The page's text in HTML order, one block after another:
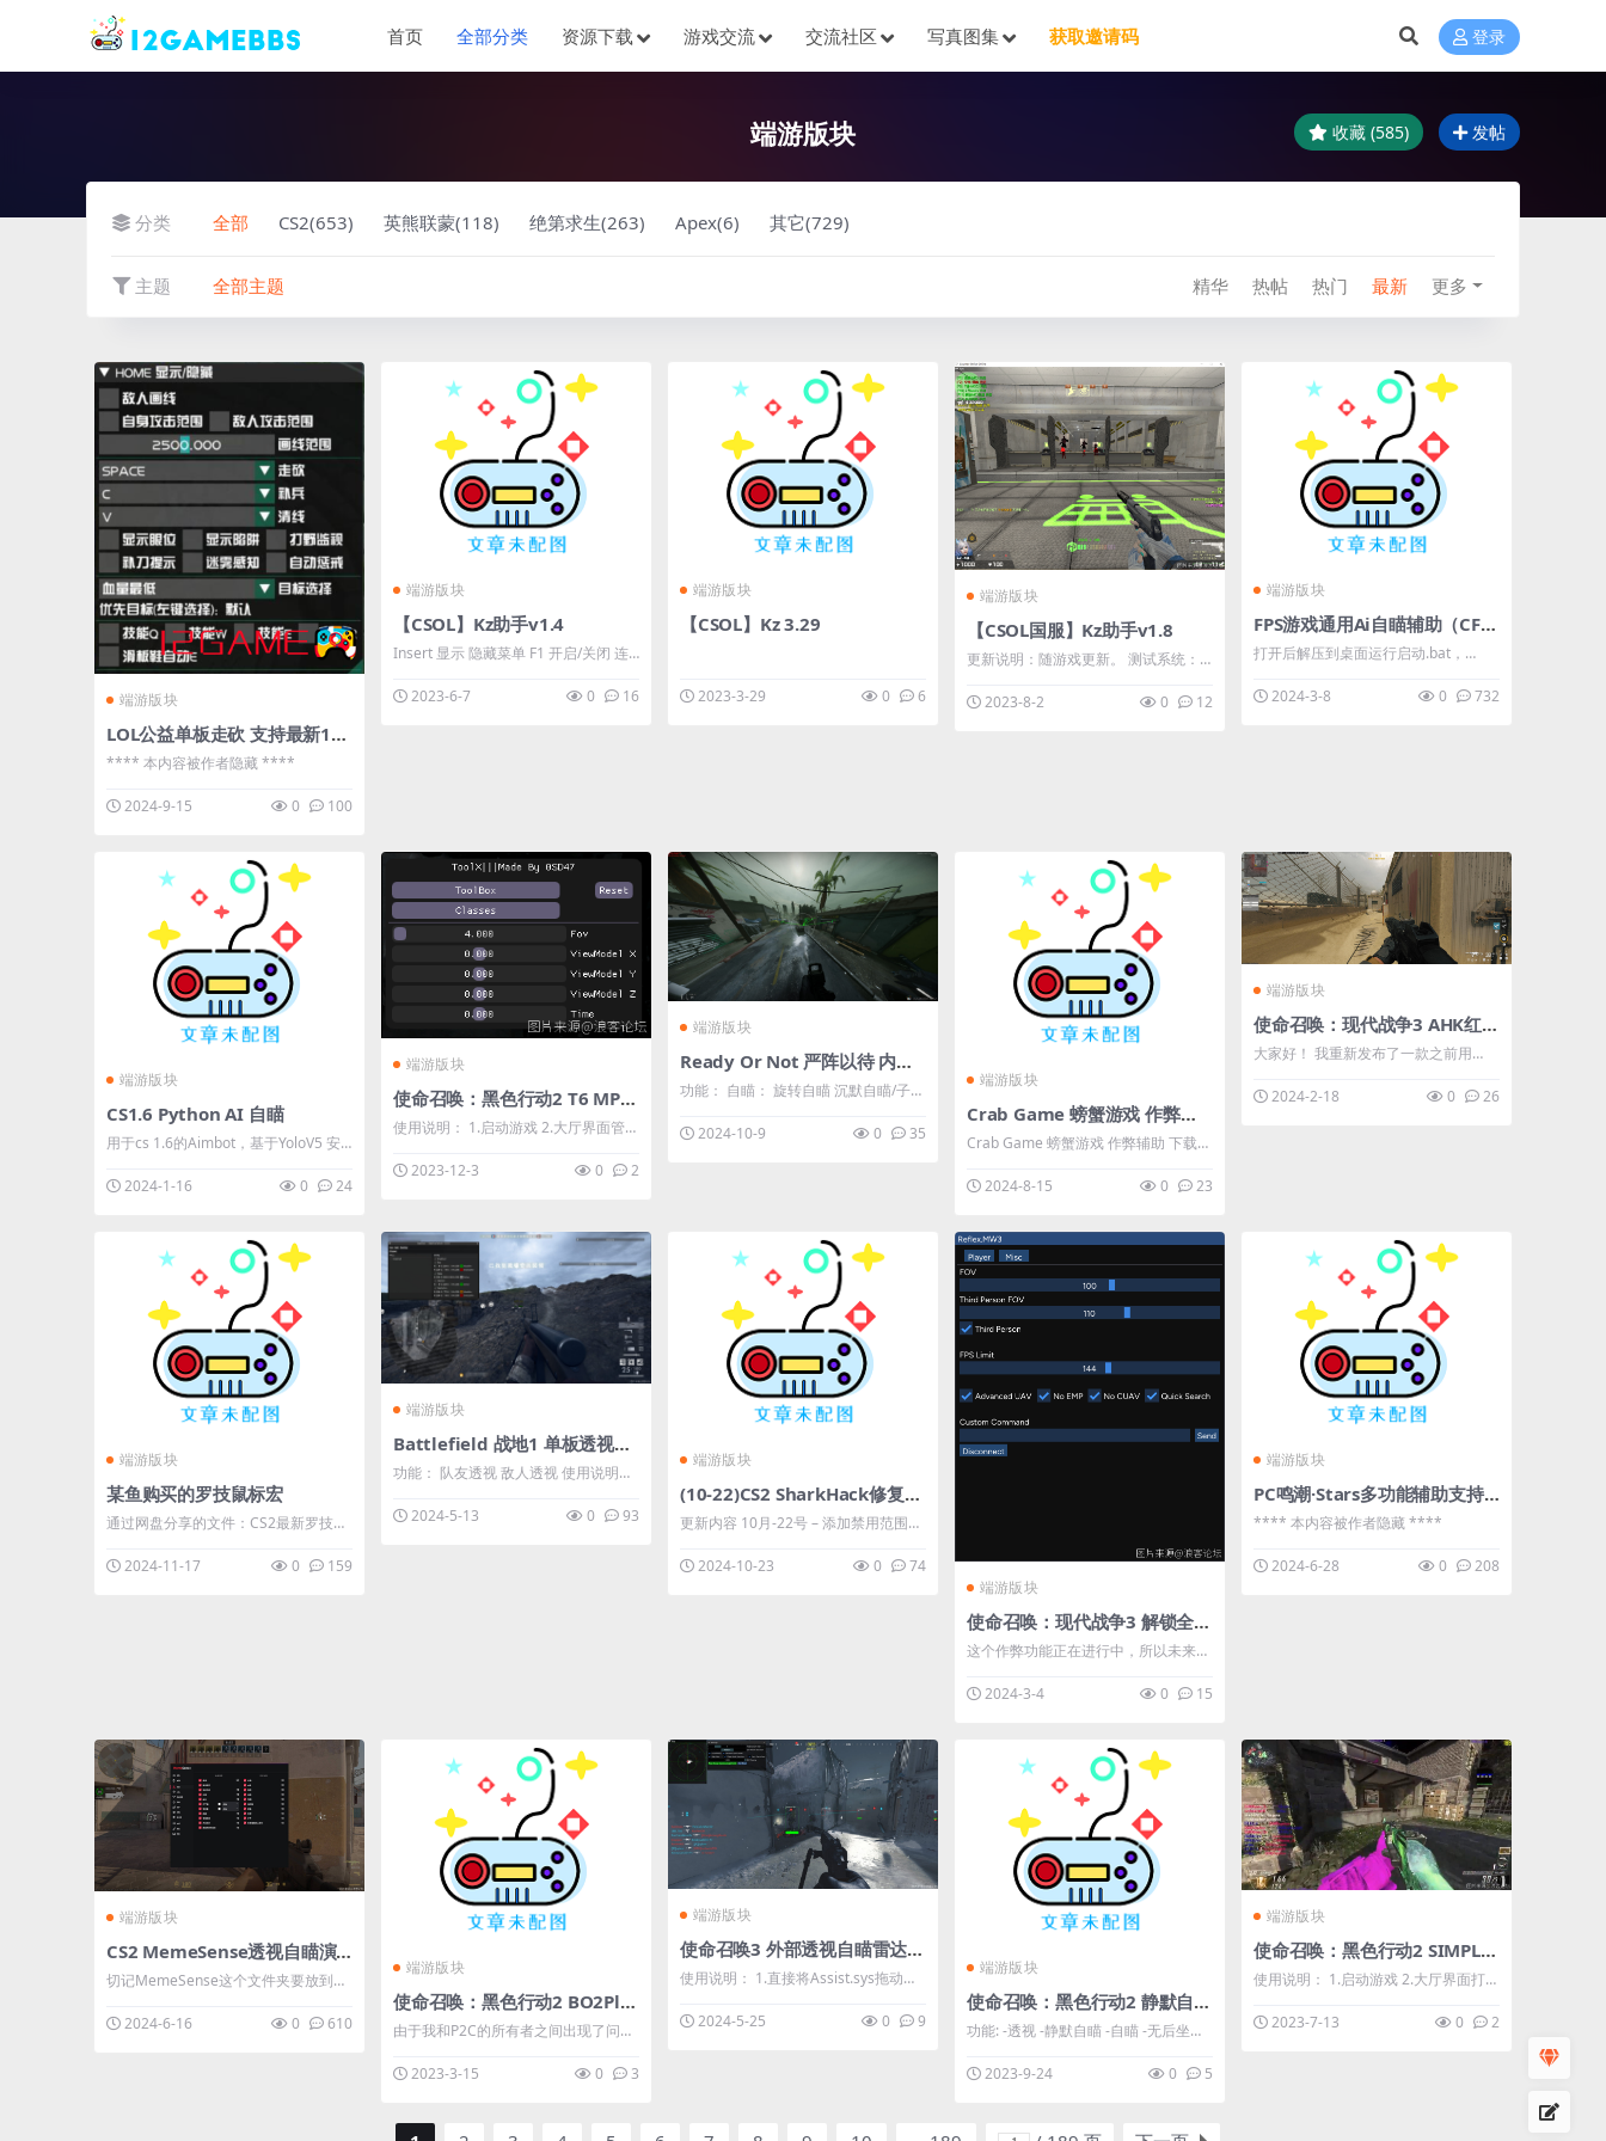
首页 全部分类 资源下载 游戏交流 交流社区 写真图集 获取邀请码 登录
端游版块 收藏 (585) 发帖
分类 全部 CS2(653) 英熊联蒙(118) 绝第求生(263) Apex(6) 其它(729)
主题 全部主题 更多
最新
热门
热帖
精华
端游版块
LOL公益单板走砍 支持最新14.18版本
**** 本内容被作者隐藏 ****
2024-9-15 0 100
端游版块
【CSOL】Kz助手v1.4
Insert 显示 隐藏菜单 F1 开启/关闭 连
热能透视 F4 大灾变购买攻击力（仅对
2023-6-7 0 16
端游版块
【CSOL】Kz 3.29
2023-3-29 0 6
端游版块
【CSOL国服】Kz助手v1.8
更新说明：随游戏更新。 测试系统：
试。 **** 本内容被作者隐藏 ****
2023-8-2 0 12
端游版块
FPS游戏通用Ai自瞄辅助（CFHD,CF,CS2）
打开后解压到桌面运行启动.bat，
cfhd，cs2都可以 下载地址：【回复可
2024-3-8 0 732
端游版块
CS1.6 Python AI 自瞄
用于cs 1.6的Aimbot，基于YoloV5 安
使用 3.11 版本）和 CUDA 11.8 2.Py-
TorchAudio——索引url：
https://download.pytorch.org/whl/cu
118 3. ...
2024-1-16 0 24
端游版块
使命召唤：黑色行动2 T6 MP作弊修改器【更新】
使用说明： 1.启动游戏 2.大厅界面管理
见】 **** 本内容被作者隐藏 ****
2023-12-3 0 2
端游版块
Ready Or Not 严阵以待 内部透视自瞄免费辅助v10.9
功能： 自瞄： 旋转自瞄 沉默自瞄/子弹
自瞄范围 自定义自瞄范围 透视： 线 线
2024-10-9 0 35
端游版块
Crab Game 螃蟹游戏 作弊辅助
Crab Game 螃蟹游戏 作弊辅助 下载地
隐藏 ****
2024-8-15 0 23
端游版块
使命召唤：现代战争3 AHK红名自瞄免费辅助
大家好！ 我重新发布了一款之前用
了一个exe文件，所以任何人都可以运
2024-2-18 0 26
端游版块
某鱼购买的罗技鼠标宏
通过网盘分享的文件：CS2最新罗技鼠
测可用 不过只能使用网盘里面旧版本
2024-11-17 0 159
端游版块
Battlefield 战地1 单板透视辅助
功能： 队友透视 敌人透视 使用说明：
即可。 注入器推荐使用：Extreme 或
2024-5-13 0 93
端游版块
(10-22)CS2 SharkHack修复闪退-整合版
更新内容 10月-22号 – 添加禁用范围边
第三人称时放大/缩小的动画 - 第三人在
2024-10-23 0
74
端游版块
使命召唤：现代战争3 解锁全部经验等级修改器
这个作弊功能正在进行中，所以未来计
数据等等。 我还希望能想出一个更好
改器 [*]公会更改器 [*]标题更改器 [*]
经验值 [*]声望 [*]代币 [ ...
2024-3-4 0 15
端游版块
PC鸣潮·Stars多功能辅助支持全系统6-28已更新
**** 本内容被作者隐藏 ****
2024-6-28 0 208
端游版块
CS2 MemeSense透视自瞄演技换肤多功能中文辅助
切记MemeSense这个文件夹要放到C
面管理员身份运行辅助 下载地址：
2024-6-16 0 610
端游版块
使命召唤：黑色行动2 BO2Pluto外部多功能辅助
由于我和P2C的所有者之间出现了问
器，我决定向公众发布作弊器，因为我
这个人，所以我不会分享他的名字，也
2023-3-15 0 3
端游版块
使命召唤3 外部透视自瞄雷达等多功能作弊辅助v5.25
使用说明： 1.直接将Assist.sys拖动到
Assistant.exe 3.启动游戏。 功能： 1.
2024-5-25 0 9
端游版块
使命召唤：黑色行动2 静默自瞄|自瞄|透视|辅助
功能: -透视 -静默自瞄 -自瞄 -无后坐力 -
界面打开注入器注入即可。 注入器推
址：【回复可见】 **** 本内容被作者
2023-9-24 0 5
端游版块
使命召唤：黑色行动2 SIMPLECHEAT多功能修改器V1.1
使用说明： 1.启动游戏 2.大厅界面打开
Extreme 或 Xenos 下载地址：【回复
2023-7-13 0 2